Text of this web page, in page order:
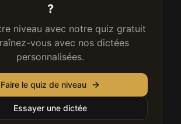
?
niveau avec notre quiz gratuit
vous avec nos dictées
personnalisées.
Faire le quiz de niveau
Essayer une dictée